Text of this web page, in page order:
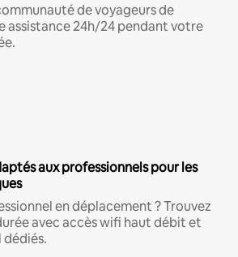
de voyageurs de
assistance 24h/24 pendant votre
aux professionnels pour les
en déplacement ? Trouvez
avec accès wifi haut débit et
dédiés.